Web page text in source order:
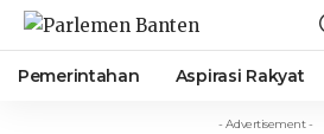
Pemerintahan Aspirasi Rakyat
- Advertisement -